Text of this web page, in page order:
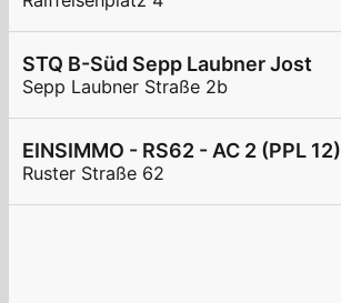
STQ B-Süd Sepp Laubner Jost
Sepp Laubner Straße 2b
EINSIMMO - RS62 - AC 2 (PPL 12)
Ruster Straße 62